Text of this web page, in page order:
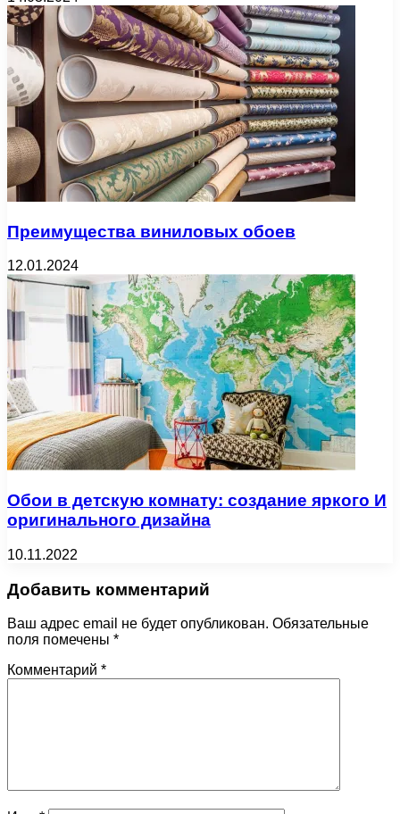
Преимущества виниловых обоев
12.01.2024
Обои в детскую комнату: создание яркого И
оригинального дизайна
10.11.2022
Добавить комментарий
Ваш адрес email не будет опубликован. Обязательные
поля помечены *
Комментарий *